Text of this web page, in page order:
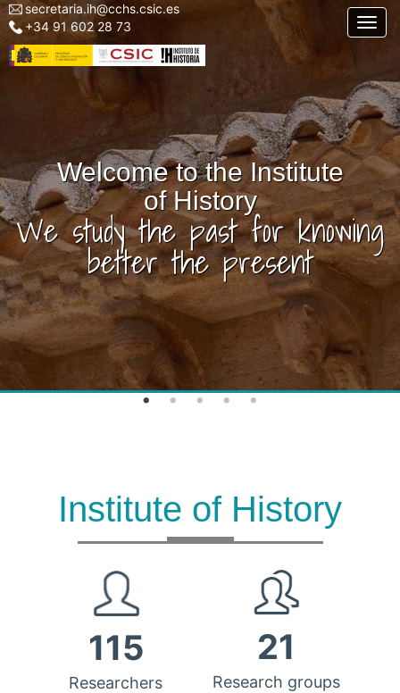
Skip
to
main
Menu
top
left
secretaria.ih@cchs.csic.es
+34 91 602 28 73
Welcome to the Institute
of History
We study the past for knowing
better the present
Institute of History
115
Researchers
21
Research groups